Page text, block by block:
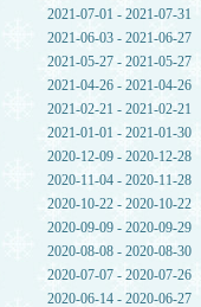
2021-07-01 - 2021-07-31
2021-06-03 - 2021-06-27
2021-05-27 - 2021-05-27
2021-04-26 - 2021-04-26
2021-02-21 - 2021-02-21
2021-01-01 - 2021-01-30
2020-12-09 - 2020-12-28
2020-11-04 - 2020-11-28
2020-10-22 - 2020-10-22
2020-09-09 - 2020-09-29
2020-08-08 - 2020-08-30
2020-07-07 - 2020-07-26
2020-06-14 - 2020-06-27